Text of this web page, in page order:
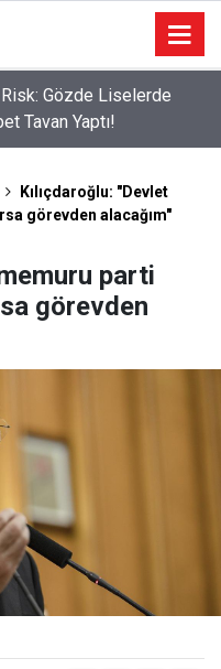
Gözde Liselerde
Tavan Yaptı!
Kılıçdaroğlu: "Devlet
görevden alacağım"
parti
görevden